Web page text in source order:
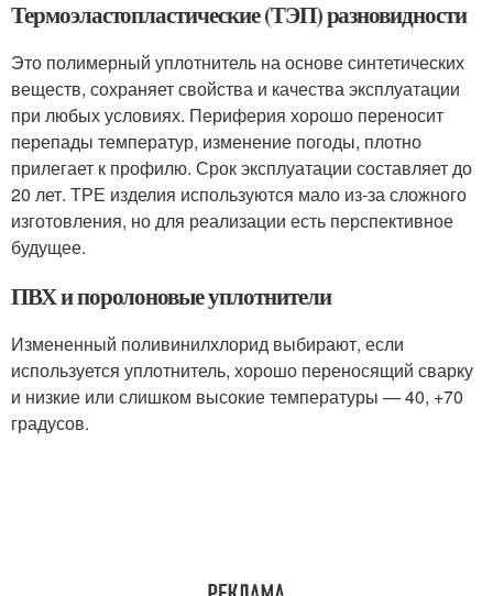
Термоэластопластические (ТЭП) разновидности
Это полимерный уплотнитель на основе синтетических
веществ, сохраняет свойства и качества эксплуатации
при любых условиях. Периферия хорошо переносит
перепады температур, изменение погоды, плотно
прилегает к профилю. Срок эксплуатации составляет до
20 лет. ТРЕ изделия используются мало из-за сложного
изготовления, но для реализации есть перспективное
будущее.
ПВХ и поролоновые уплотнители
Измененный поливинилхлорид выбирают, если
используется уплотнитель, хорошо переносящий сварку
и низкие или слишком высокие температуры — 40, +70
градусов.